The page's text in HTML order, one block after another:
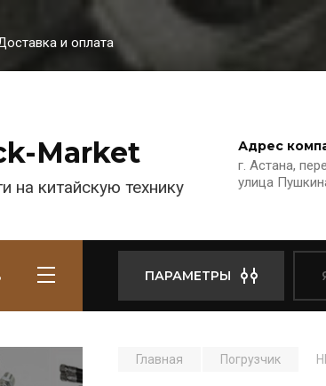
и оплата
Market
на китайскую технику
Адрес
г. Астана,
улица
ПАРАМЕТРЫ
Главная Погрузчик